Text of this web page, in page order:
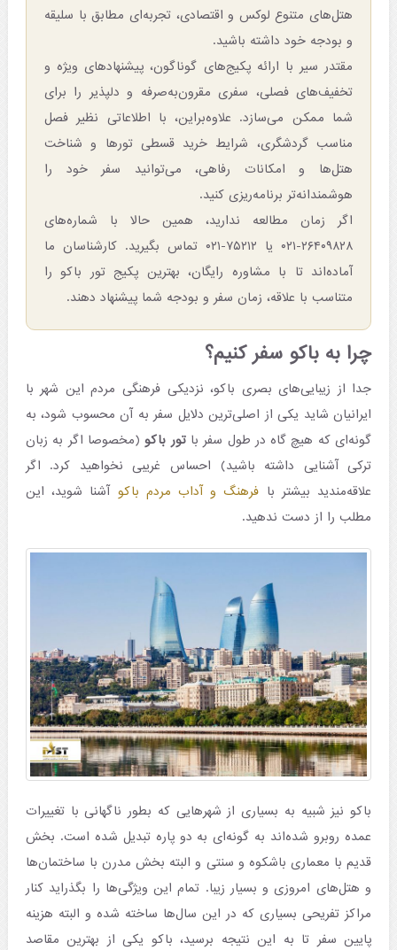
هتل‌های متنوع لوکس و اقتصادی، تجربه‌ای مطابق با سلیقه
و بودجه خود داشته باشید.
مقتدر سیر با ارائه پکیج‌های گوناگون، پیشنهادهای ویژه و
تخفیف‌های فصلی، سفری مقرون‌به‌صرفه و دلپذیر را برای
شما ممکن می‌سازد. علاوه‌براین، با اطلاعاتی نظیر فصل
مناسب گردشگری، شرایط خرید قسطی تورها و شناخت
هتل‌ها و امکانات رفاهی، می‌توانید سفر خود را
هوشمندانه‌تر برنامه‌ریزی کنید.
اگر زمان مطالعه ندارید، همین حالا با شماره‌های
۲۶۴۰۹۸۲۸-۰۲۱ یا ۷۵۲۱۲-۰۲۱ تماس بگیرید. کارشناسان ما
آماده‌اند تا با مشاوره رایگان، بهترین پکیج تور باکو را
متناسب با علاقه، زمان سفر و بودجه شما پیشنهاد دهند.
چرا به باکو سفر کنیم؟
جدا از زیبایی‌های بصری باکو، نزدیکی فرهنگی مردم این شهر با
ایرانیان شاید یکی از اصلی‌ترین دلایل سفر به آن محسوب شود، به
گونه‌ای که هیچ گاه در طول سفر باتور باکو(مخصوصا اگر به زبان
ترکی آشنایی داشته باشید) احساس غریبی نخواهید کرد. اگر
علاقه‌مندید بیشتر با فرهنگ و آداب مردم باکو آشنا شوید، این
مطلب را از دست ندهید.
باکو نیز شبیه به بسیاری از شهرهایی که بطور ناگهانی با تغییرات
عمده روبرو شده‌اند به گونه‌ای به دو پاره تبدیل شده است. بخش
قدیم با معماری باشکوه و سنتی و البته بخش مدرن با ساختمان‌ها
و هتل‌های امروزی و بسیار زیبا. تمام این ویژگی‌ها را بگذراید کنار
مراکز تفریحی بسیاری که در این سال‌ها ساخته شده و البته هزینه
پایین سفر تا به این نتیجه برسید، باکو یکی از بهترین مقاصد